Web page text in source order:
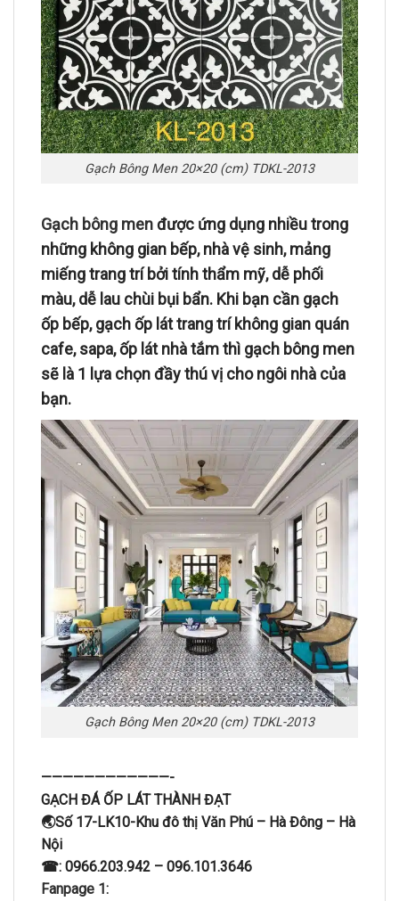
Gạch Bông Men 20×20 (cm) TDKL-2013
Gạch bông menđược ứng dụng nhiều trong
những không gian bếp, nhà vệ sinh, mảng
miếng trang trí bởi tính thẩm mỹ, dễ phối
màu, dễ lau chùi bụi bẩn. Khi bạn cần gạch
ốp bếp, gạch ốp lát trang trí không gian quán
cafe, sapa, ốp lát nhà tắm thì gạch bông men
sẽ là 1 lựa chọn đầy thú vị cho ngôi nhà của
bạn.
Gạch Bông Men 20×20 (cm) TDKL-2013
————————————-
GẠCH ĐÁ ỐP LÁT THÀNH ĐẠT
🌏Số 17-LK10-Khu đô thị Văn Phú – Hà Đông – Hà
Nội
☎: 0966.203.942 – 096.101.3646
Fanpage 1: